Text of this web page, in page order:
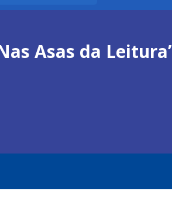
Asas da Leitura’